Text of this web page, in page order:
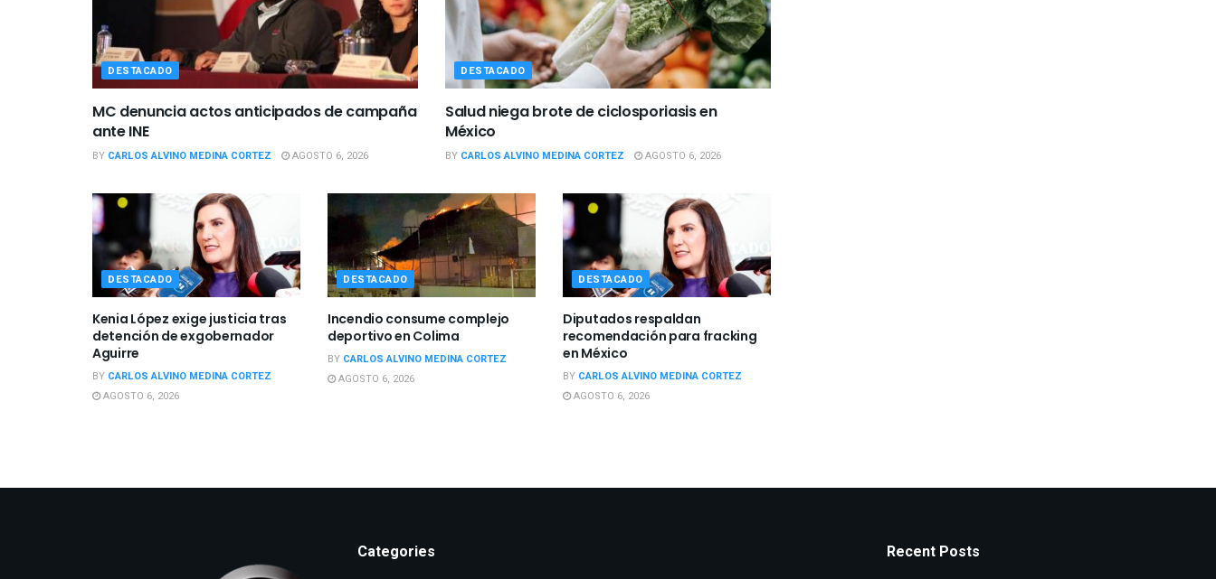
DESTACADO
MC denuncia actos anticipados de campaña
ante INE
BY CARLOS ALVINO MEDINA CORTEZ AGOSTO 6, 2026
DESTACADO
Salud niega brote de ciclosporiasis en
México
BY CARLOS ALVINO MEDINA CORTEZ AGOSTO 6, 2026
DESTACADO
Kenia López exige justicia tras
detención de exgobernador
Aguirre
BY CARLOS ALVINO MEDINA CORTEZ
AGOSTO 6, 2026
DESTACADO
Incendio consume complejo
deportivo en Colima
BY CARLOS ALVINO MEDINA CORTEZ
AGOSTO 6, 2026
DESTACADO
Diputados respaldan
recomendación para fracking
en México
BY CARLOS ALVINO MEDINA CORTEZ
AGOSTO 6, 2026
Categories Recent Posts